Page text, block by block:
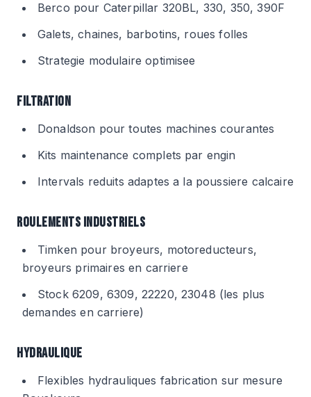
Berco pour Caterpillar 320BL, 330, 350, 390F
Galets, chaines, barbotins, roues folles
Strategie modulaire optimisee
FILTRATION
Donaldson pour toutes machines courantes
Kits maintenance complets par engin
Intervals reduits adaptes a la poussiere calcaire
ROULEMENTS INDUSTRIELS
Timken pour broyeurs, motoreducteurs,
broyeurs primaires en carriere
Stock 6209, 6309, 22220, 23048 (les plus
demandes en carriere)
HYDRAULIQUE
Flexibles hydrauliques fabrication sur mesure